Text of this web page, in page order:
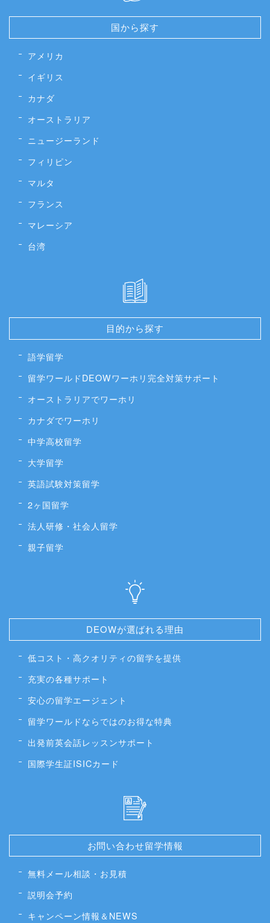
国から探す
アメリカ
イギリス
カナダ
オーストラリア
ニュージーランド
フィリピン
マルタ
フランス
マレーシア
台湾
目的から探す
語学留学
留学ワールドDEOWワーホリ完全対策サポート
オーストラリアでワーホリ
カナダでワーホリ
中学高校留学
大学留学
英語試験対策留学
2ヶ国留学
法人研修・社会人留学
親子留学
DEOWが選ばれる理由
低コスト・高クオリティの留学を提供
充実の各種サポート
安心の留学エージェント
留学ワールドならではのお得な特典
出発前英会話レッスンサポート
国際学生証ISICカード
お問い合わせ留学情報
無料メール相談・お見積
説明会予約
キャンペーン情報＆NEWS